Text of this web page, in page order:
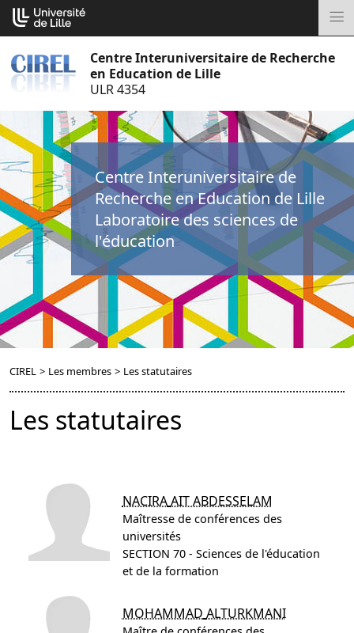
Aller
au
Centre Interuniversitaire de Recherche
en Education de Lille
ULR 4354
Centre Interuniversitaire de
Recherche en Education de Lille
Laboratoire des sciences de
l'éducation
CIREL > Les membres > Les statutaires
Les statutaires
NACIRAAIT ABDESSELAM
Maîtresse de conférences des
universités
SECTION 70 - Sciences de l'éducation
et de la formation
MOHAMMAD ALTURKMANI
Cookies management panel